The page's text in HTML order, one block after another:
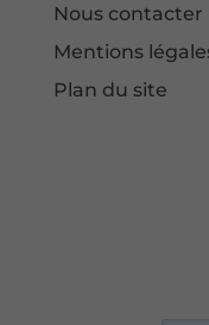
Nous contacter
Mentions
Plan du site